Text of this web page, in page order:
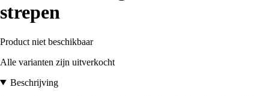
strepen
Product niet beschikbaar
Alle varianten zijn uitverkocht
Beschrijving